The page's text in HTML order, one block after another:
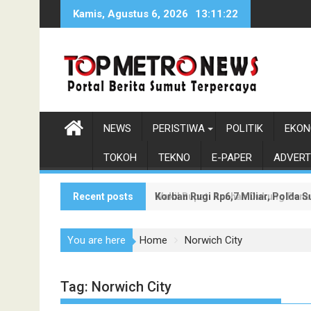
Kamis, Agustus 6, 2026 13:11:23
NEWS PERISTIWA POLITIK
TOKOH TEKNO E-PAPER
Recent posts Korban Rugi Rp6,7 Miliar, Polda
Wakil Bupati Asahan Dukung
You are here Home Norwich City
Tag: Norwich City